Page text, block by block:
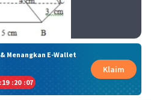
Menangkan E-Wallet
:19 :20 :07
Klaim